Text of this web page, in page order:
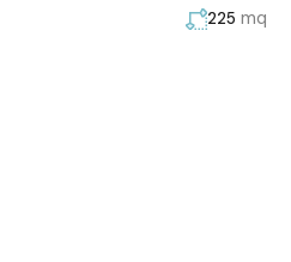
225 mq